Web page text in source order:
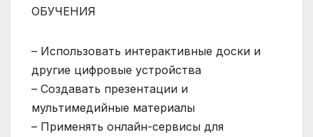
ОБУЧЕНИЯ
– Использовать интерактивные доски и
другие цифровые устройства
– Создавать презентации и
мультимедийные материалы
– Применять онлайн-сервисы для